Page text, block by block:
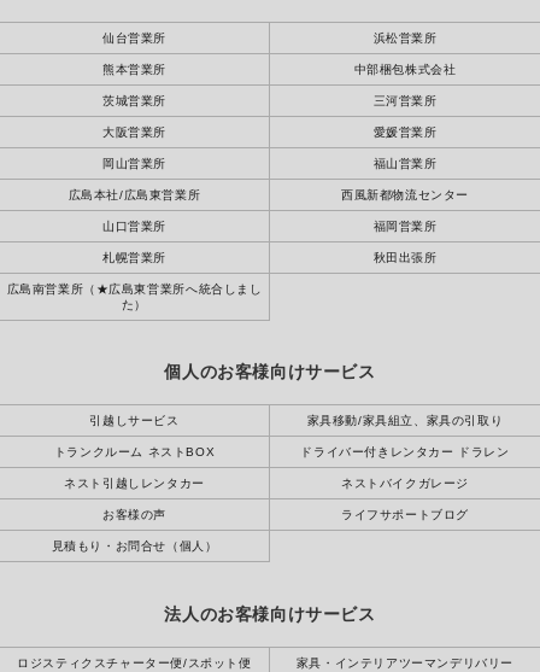
仙台営業所 浜松営業所
熊本営業所 中部梱包株式会社
茨城営業所 三河営業所
大阪営業所 愛媛営業所
岡山営業所 福山営業所
広島本社/広島東営業所 西風新都物流センター
山口営業所 福岡営業所
札幌営業所 秋田出張所
広島南営業所（★広島東営業所へ統合しまし
た）
個人のお客様向けサービス
引越しサービス 家具移動/家具組立、家具の引取り
トランクルーム ネストBOX ドライバー付きレンタカー ドラレン
ネスト引越しレンタカー ネストバイクガレージ
お客様の声 ライフサポートブログ
見積もり・お問合せ（個人）
法人のお客様向けサービス
ロジスティクスチャーター便/スポット便 家具・インテリアツーマンデリバリー